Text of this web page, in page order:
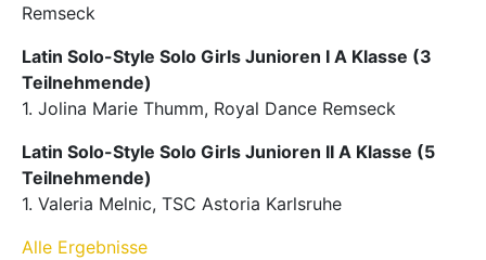
Remseck
Latin Solo-Style Solo Girls Junioren I A Klasse (3
Teilnehmende)
1. Jolina Marie Thumm, Royal Dance Remseck
Latin Solo-Style Solo Girls Junioren II A Klasse (5
Teilnehmende)
1. Valeria Melnic, TSC Astoria Karlsruhe
Alle Ergebnisse